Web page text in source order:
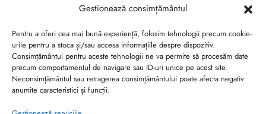
Gestionează consimțământul
Pentru a oferi cea mai bună experiență, folosim tehnologii precum cookie-
urile pentru a stoca și/sau accesa informațiile despre dispozitiv.
Consimțământul pentru aceste tehnologii ne va permite să procesăm date
precum comportamentul de navigare sau ID-uri unice pe acest site.
Neconsimțământul sau retragerea consimțământului poate afecta negativ
anumite caracteristici și funcții.
Brides Shoes By Veronesse S.R.L.
RO44730767, J40/13882/2021, Cod CAEN 1520
Str. Nicolae Canea, Nr. 53, Sector 2, Bucuresti